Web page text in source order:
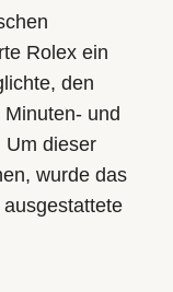
Rolex ein
den
und
Um dieser
wurde das